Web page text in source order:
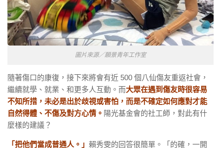
圖片來源／願景青年工作室
隨著傷口的康復，接下來將會有近 500 個八仙傷友重返社會，
繼續就學、就業、和更多人互動。而大眾在遇到傷友時很容易
不知所措，未必是出於歧視或害怕，而是不確定如何應對才能
自然得體、不傷及對方心情。 陽光基金會的社工師，對此有什
麼樣的建議？
「把他們當成普通人。」 賴秀雯的回答很簡單。「的確，一開